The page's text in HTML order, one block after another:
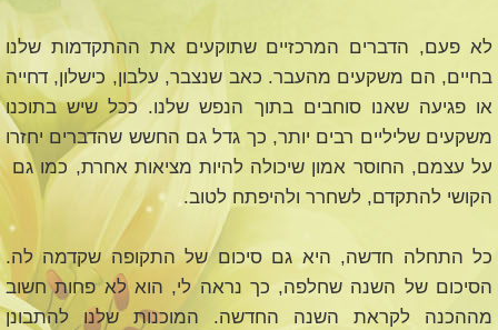
לא פעם, הדברים המרכזיים שתוקעים את ההתקדמות שלנו
בחיים, הם משקעים מהעבר. כאב שנצבר, עלבון, כישלון, דחייה
או פגיעה שאנו סוחבים בתוך הנפש שלנו. ככל שיש בתוכנו
משקעים שליליים רבים יותר, כך גדל גם החשש שהדברים יחזרו
על עצמם, החוסר אמון שיכולה להיות מציאות אחרת, כמו גם
הקושי להתקדם, לשחרר ולהיפתח לטוב.
כל התחלה חדשה, היא גם סיכום של התקופה שקדמה לה.
הסיכום של השנה שחלפה, כך נראה לי, הוא לא פחות חשוב
מההכנה לקראת השנה החדשה. המוכנות שלנו להתבונן